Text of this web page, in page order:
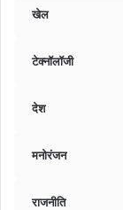
खेल
टेक्नॉलॉजी
देश
मनोरंजन
राजनीति